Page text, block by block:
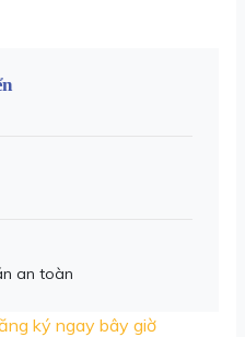
an toàn
ký ngay bây giờ